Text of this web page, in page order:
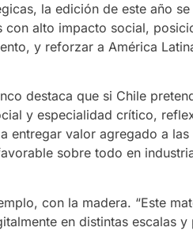
la edición de este año
alto impacto social,
y reforzar a América
destaca que si Chile
y especialidad crítico,
entregar valor agregado a
sobre todo en
con la madera. “Este
en distintas escalas